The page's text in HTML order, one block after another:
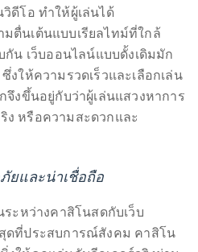
ดีโอ ทำให้ผู้เล่นได้
ตื่นเต้นแบบเรียลไทม์ที่ใกล้
กัน เว็บออนไลน์แบบดั้งเดิมมัก
งให้ความรวดเร็วและเลือกเล่น
จึงขึ้นอยู่กับว่าผู้เล่นแสวงหาการ
หรือความสะดวกและ
ยและน่าเชื่อถือ
ระหว่างคาสิโนสดกับเว็บ
ดที่ประสบการณ์สังคม คาสิโน